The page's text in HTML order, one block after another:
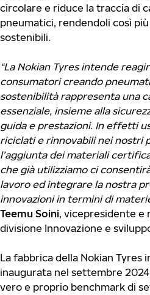
circolare e riduce la traccia di
pneumatici, rendendoli così
sostenibili.
“La Nokian Tyres intende
consumatori creando
sostenibilità rappresenta una
essenziale, insieme alla
guida e prestazioni. In effetti
riciclati e rinnovabili nei nostri
l’aggiunta dei materiali
che già utilizziamo ci
lavoro ed integrare la nostra
innovazioni in termini di
Teemu Soini, vicepresidente e
divisione Innovazione e
La fabbrica della Nokian Tyres
inaugurata nel settembre
vero e proprio benchmark di